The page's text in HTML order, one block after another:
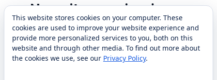
¿Necesito experiencia en
robótica para tener éxito?
No se requieren conocimientos de robótica y la
capacitación lo prepara para todos los aspectos
This website stores cookies on your computer. These
cookies are used to improve your website experience and
provide more personalized services to you, both on this
website and through other media. To find out more about
the cookies we use, see our Privacy Policy.